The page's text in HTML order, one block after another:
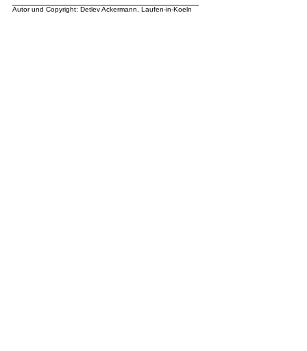
Autor und Copyright: Detlev Ackermann, Laufen-in-Koeln